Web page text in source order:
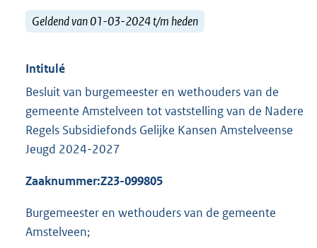
Geldend van 01-03-2024 t/m heden
Intitulé
Besluit van burgemeester en wethouders van de
gemeente Amstelveen tot vaststelling van de Nadere
Regels Subsidiefonds Gelijke Kansen Amstelveense
Jeugd 2024-2027
Zaaknummer:Z23-099805
Burgemeester en wethouders van de gemeente
Amstelveen;